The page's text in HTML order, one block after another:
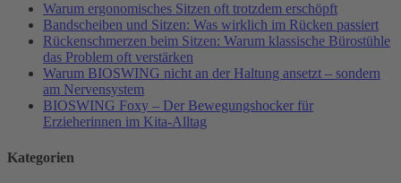
Warum ergonomisches Sitzen oft trotzdem erschöpft
Bandscheiben und Sitzen: Was wirklich im Rücken passiert
Rückenschmerzen beim Sitzen: Warum klassische Bürostühle
das Problem oft verstärken
Warum BIOSWING nicht an der Haltung ansetzt – sondern
am Nervensystem
BIOSWING Foxy – Der Bewegungshocker für
Erzieherinnen im Kita-Alltag
Kategorien